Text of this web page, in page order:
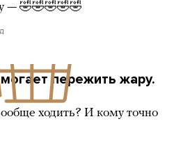
— 🤣🤣🤣🤣🤣
пережить жару.
ходить? И кому точно